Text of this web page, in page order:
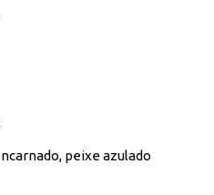
peixe azulado